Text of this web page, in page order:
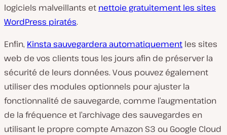
logiciels malveillants et nettoie gratuitement les sites
WordPress piratés.
Enfin, Kinsta sauvegardera automatiquement les sites
web de vos clients tous les jours afin de préserver la
sécurité de leurs données. Vous pouvez également
utiliser des modules optionnels pour ajuster la
fonctionnalité de sauvegarde, comme l’augmentation
de la fréquence et l’archivage des sauvegardes en
utilisant le propre compte Amazon S3 ou Google Cloud